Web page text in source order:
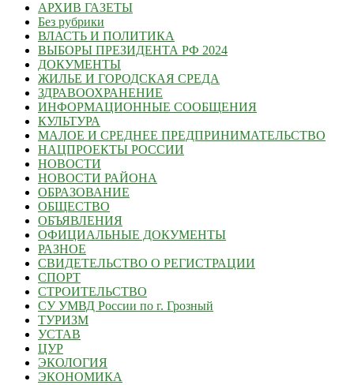
АРХИВ ГАЗЕТЫ
Без рубрики
ВЛАСТЬ И ПОЛИТИКА
ВЫБОРЫ ПРЕЗИДЕНТА РФ 2024
ДОКУМЕНТЫ
ЖИЛЬЕ И ГОРОДСКАЯ СРЕДА
ЗДРАВООХРАНЕНИЕ
ИНФОРМАЦИОННЫЕ СООБЩЕНИЯ
КУЛЬТУРА
МАЛОЕ И СРЕДНЕЕ ПРЕДПРИНИМАТЕЛЬСТВО
НАЦПРОЕКТЫ РОССИИ
НОВОСТИ
НОВОСТИ РАЙОНА
ОБРАЗОВАНИЕ
ОБЩЕСТВО
ОБЪЯВЛЕНИЯ
ОФИЦИАЛЬНЫЕ ДОКУМЕНТЫ
РАЗНОЕ
СВИДЕТЕЛЬСТВО О РЕГИСТРАЦИИ
СПОРТ
СТРОИТЕЛЬСТВО
СУ УМВД России по г. Грозный
ТУРИЗМ
УСТАВ
ЦУР
ЭКОЛОГИЯ
ЭКОНОМИКА